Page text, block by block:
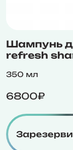
Шампунь
refresh
350 мл
6800₽